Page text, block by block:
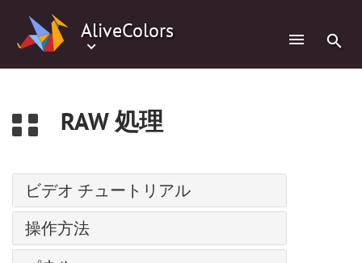
AliveColors
RAW 処理
ビデオ チュートリアル
パス上にテキスト
調整レイヤー
操作方法
インストール方法: Windows